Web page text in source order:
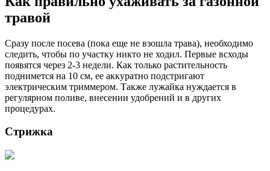
травой
Сразу после посева (пока еще не взошла трава), необходимо
следить, чтобы по участку никто не ходил. Первые всходы
появятся через 2-3 недели. Как только растительность
поднимется на 10 см, ее аккуратно подстригают
электрическим триммером. Также лужайка нуждается в
регулярном поливе, внесении удобрений и в других
процедурах.
Стрижка